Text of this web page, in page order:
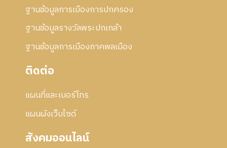
ฐานข้อมูลการเมืองการปกครอง
ฐานข้อมูลรางวัลพระปกเกล้า
ฐานข้อมูลการเมืองภาคพลเมือง
ติดต่อ
แผนที่และเบอร์โทร
แผนผังเว็บไซด์
สังคมออนไลน์